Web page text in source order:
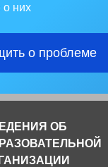
них
о проблеме
ОБ